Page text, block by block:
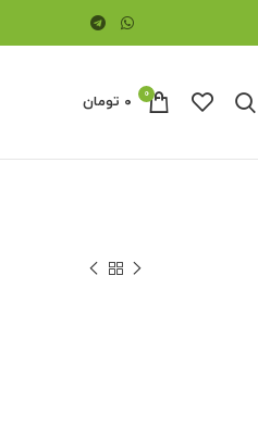
0 ۰ تومان